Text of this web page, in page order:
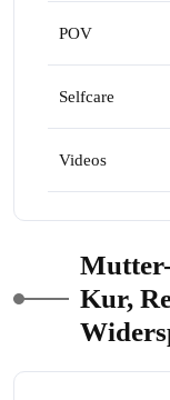
POV
Selfcare
Videos
Kur,